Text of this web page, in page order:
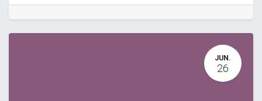
JUN.
26